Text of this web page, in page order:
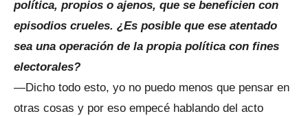
política, propios o ajenos, que se beneficien con
episodios crueles. ¿Es posible que ese atentado
sea una operación de la propia política con fines
electorales?
—Dicho todo esto, yo no puedo menos que pensar en
otras cosas y por eso empecé hablando del acto